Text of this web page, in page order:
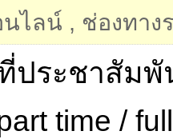
นไลน์ , ช่องทาง
ประชาสัม
time /